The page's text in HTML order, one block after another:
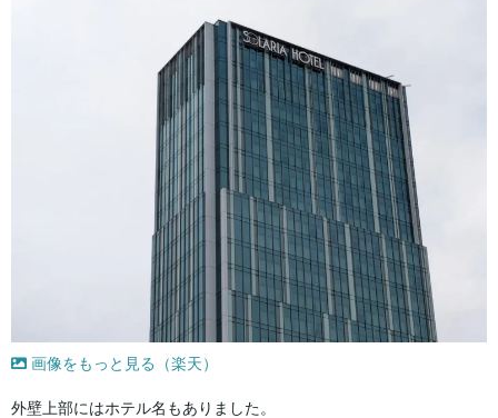
画像をもっと見る（楽天）
外壁上部にはホテル名もありました。